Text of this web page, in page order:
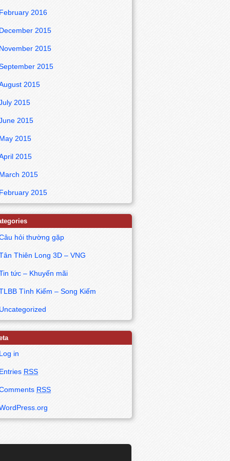
2016
2015
2015
2015
2015
2015
2015
2015
2015
2015
2015
hỏi thường gặp
Thiên Long 3D – VNG
tức – Khuyến mãi
Tình Kiếm – Song Kiếm
in
RSS
RSS